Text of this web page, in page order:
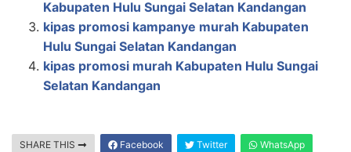
Kabupaten Hulu Sungai Selatan Kandangan
kipas promosi kampanye murah Kabupaten
Hulu Sungai Selatan Kandangan
kipas promosi murah Kabupaten Hulu Sungai
Selatan Kandangan
SHARE THIS Facebook Twitter WhatsApp